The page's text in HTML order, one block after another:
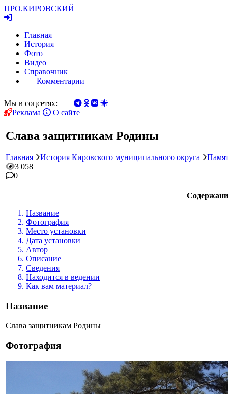
ПРО.КИРОВСКИЙ
Главная
История
Фото
Видео
Справочник
Комментарии
Мы в соцсетях:
Реклама
О сайте
Слава защитникам Родины
Главная История Кировского муниципального округа
3 058
0
Название
Фотография
Место установки
Дата установки
Автор
Описание
Сведения
Находится в ведении
Как вам материал?
Название
Слава защитникам Родины
Фотография